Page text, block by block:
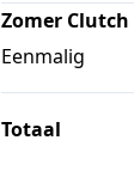
Zomer
Eenmalig
Totaal